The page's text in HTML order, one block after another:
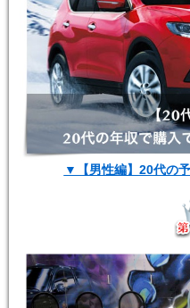
▼【男性編】20代の